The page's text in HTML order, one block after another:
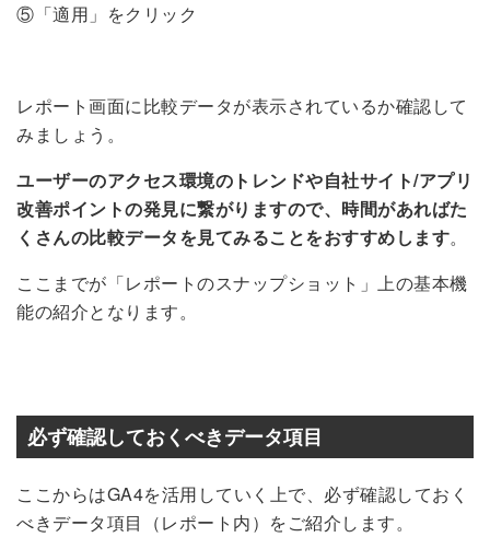
⑤「適用」をクリック
レポート画面に比較データが表示されているか確認して
みましょう。
ユーザーのアクセス環境のトレンドや自社サイト/アプリ
改善ポイントの発見に繋がりますので、時間があればた
くさんの比較データを見てみることをおすすめします。
ここまでが「レポートのスナップショット」上の基本機
能の紹介となります。
必ず確認しておくべきデータ項目
ここからはGA4を活用していく上で、必ず確認しておく
べきデータ項目（レポート内）をご紹介します。